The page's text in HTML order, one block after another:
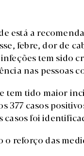
está a
febre, dor de
tem sido
nas pessoas
tem tido maior
377 casos
casos foi
o reforço das